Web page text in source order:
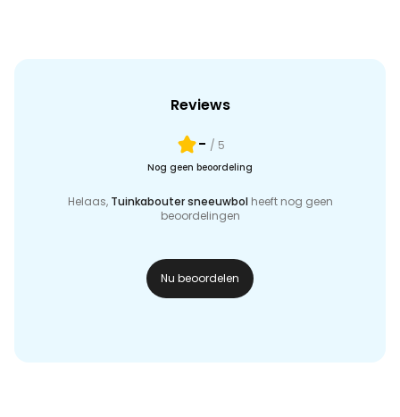
Reviews
- / 5
Nog geen beoordeling
Helaas, Tuinkabouter sneeuwbolheeft nog geen
beoordelingen
Nu beoordelen